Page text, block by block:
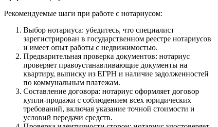
Рекомендуемые шаги при работе с нотариусом:
Выбор нотариуса: убедитесь, что специалист
зарегистрирован в государственном реестре нотариусов
и имеет опыт работы с недвижимостью.
Предварительная проверка документов: нотариус
проверяет правоустанавливающие документы на
квартиру, выписку из ЕГРН и наличие задолженностей
по коммунальным платежам.
Составление договора: нотариус оформляет договор
купли-продажи с соблюдением всех юридических
требований, включая указание точной стоимости и
условий передачи средств.